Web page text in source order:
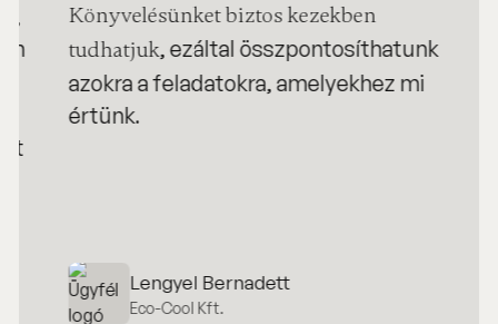
Könyvelésünket biztos kezekben
tudhatjuk, ezáltal összpontosíthatunk
azokra a feladatokra, amelyekhez mi
értünk.
Lengyel Bernadett
Eco-Cool Kft.